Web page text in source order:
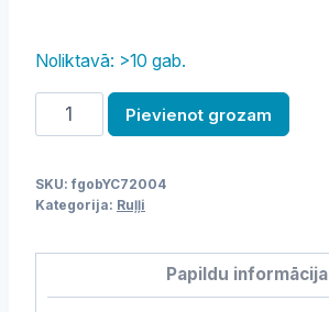
Noliktavā: >10 gab.
Griezējs
mīklai,
daudzums
Pievienot grozam
SKU: fgobYC72004
Kategorija: Ruļļi
Papildu informācija